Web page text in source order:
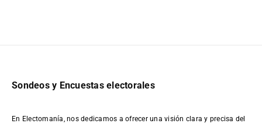
Sondeos y Encuestas electorales
En Electomanía, nos dedicamos a ofrecer una visión clara y precisa del